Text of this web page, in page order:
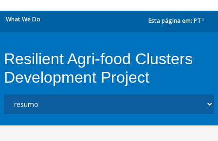
What We Do Esta página em: PT
Resilient Agri-food Clusters
Development Project